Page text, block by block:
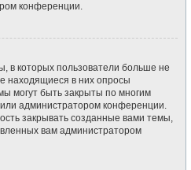
конференции.
в которых пользователи больше не
находящиеся в них опросы
могут быть закрыты по многим
администратором конференции.
закрывать созданные вами темы,
вам администратором